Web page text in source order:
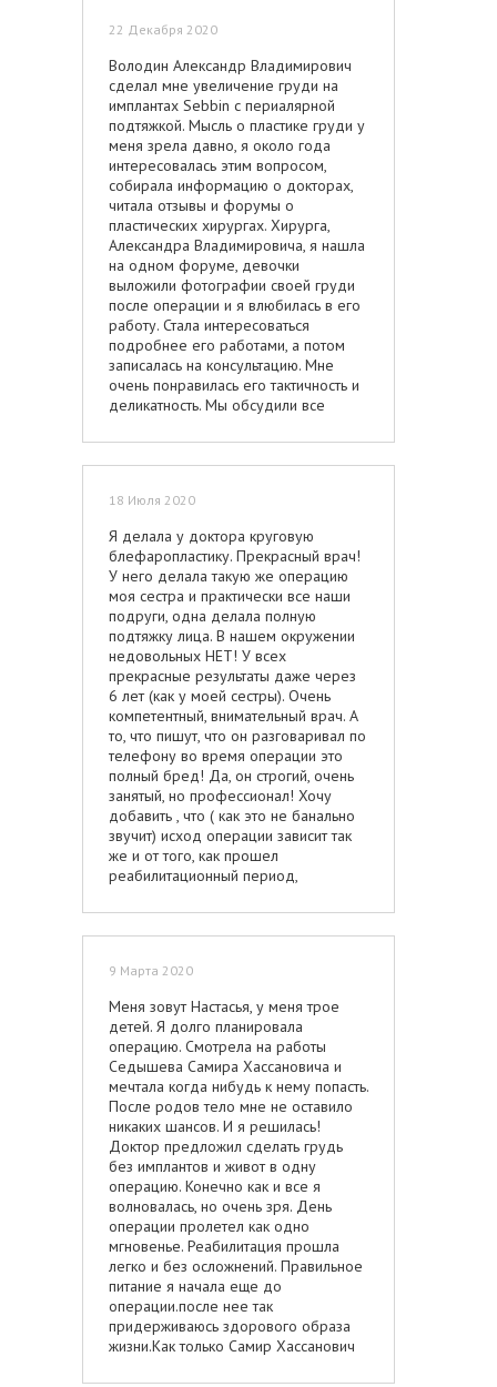
22 Декабря 2020
Володин Александр Владимирович
сделал мне увеличение груди на
имплантах Sebbin с периалярной
подтяжкой. Мысль о пластике груди у
меня зрела давно, я около года
интересовалась этим вопросом,
собирала информацию о докторах,
читала отзывы и форумы о
пластических хирургах. Хирурга,
Александра Владимировича, я нашла
на одном форуме, девочки
выложили фотографии своей груди
после операции и я влюбилась в его
работу. Стала интересоваться
подробнее его работами, а потом
записалась на консультацию. Мне
очень понравилась его тактичность и
деликатность. Мы обсудили все
Все прошло быстро и легко! Я очень
ждала, когда мне разрешат снять
получилось очень хорошо, я
Александру Владимировичу за
профессионализм!
18 Июля 2020
Я делала у доктора круговую
блефаропластику. Прекрасный врач!
У него делала такую же операцию
моя сестра и практически все наши
подруги, одна делала полную
подтяжку лица. В нашем окружении
недовольных НЕТ! У всех
прекрасные результаты даже через
6 лет (как у моей сестры). Очень
компетентный, внимательный врач. А
то, что пишут, что он разговаривал по
телефону во время операции это
полный бред! Да, он строгий, очень
занятый, но профессионал! Хочу
добавить , что ( как это не банально
звучит) исход операции зависит так
же и от того, как прошел
реабилитационный период,
врача. Может вы пили и курили
шатались по Машуку, а это плохо
наш ГЛЕБОВ самый лучший!
9 Марта 2020
Меня зовут Настасья, у меня трое
детей. Я долго планировала
операцию. Смотрела на работы
Седышева Самира Хассановича и
мечтала когда нибудь к нему попасть.
После родов тело мне не оставило
никаких шансов. И я решилась!
Доктор предложил сделать грудь
без имплантов и живот в одну
операцию. Конечно как и все я
волновалась, но очень зря. День
операции пролетел как одно
мгновенье. Реабилитация прошла
легко и без осложнений. Правильное
питание я начала еще до
операции.после нее так
придерживаюсь здорового образа
жизни.Как только Самир Хассанович